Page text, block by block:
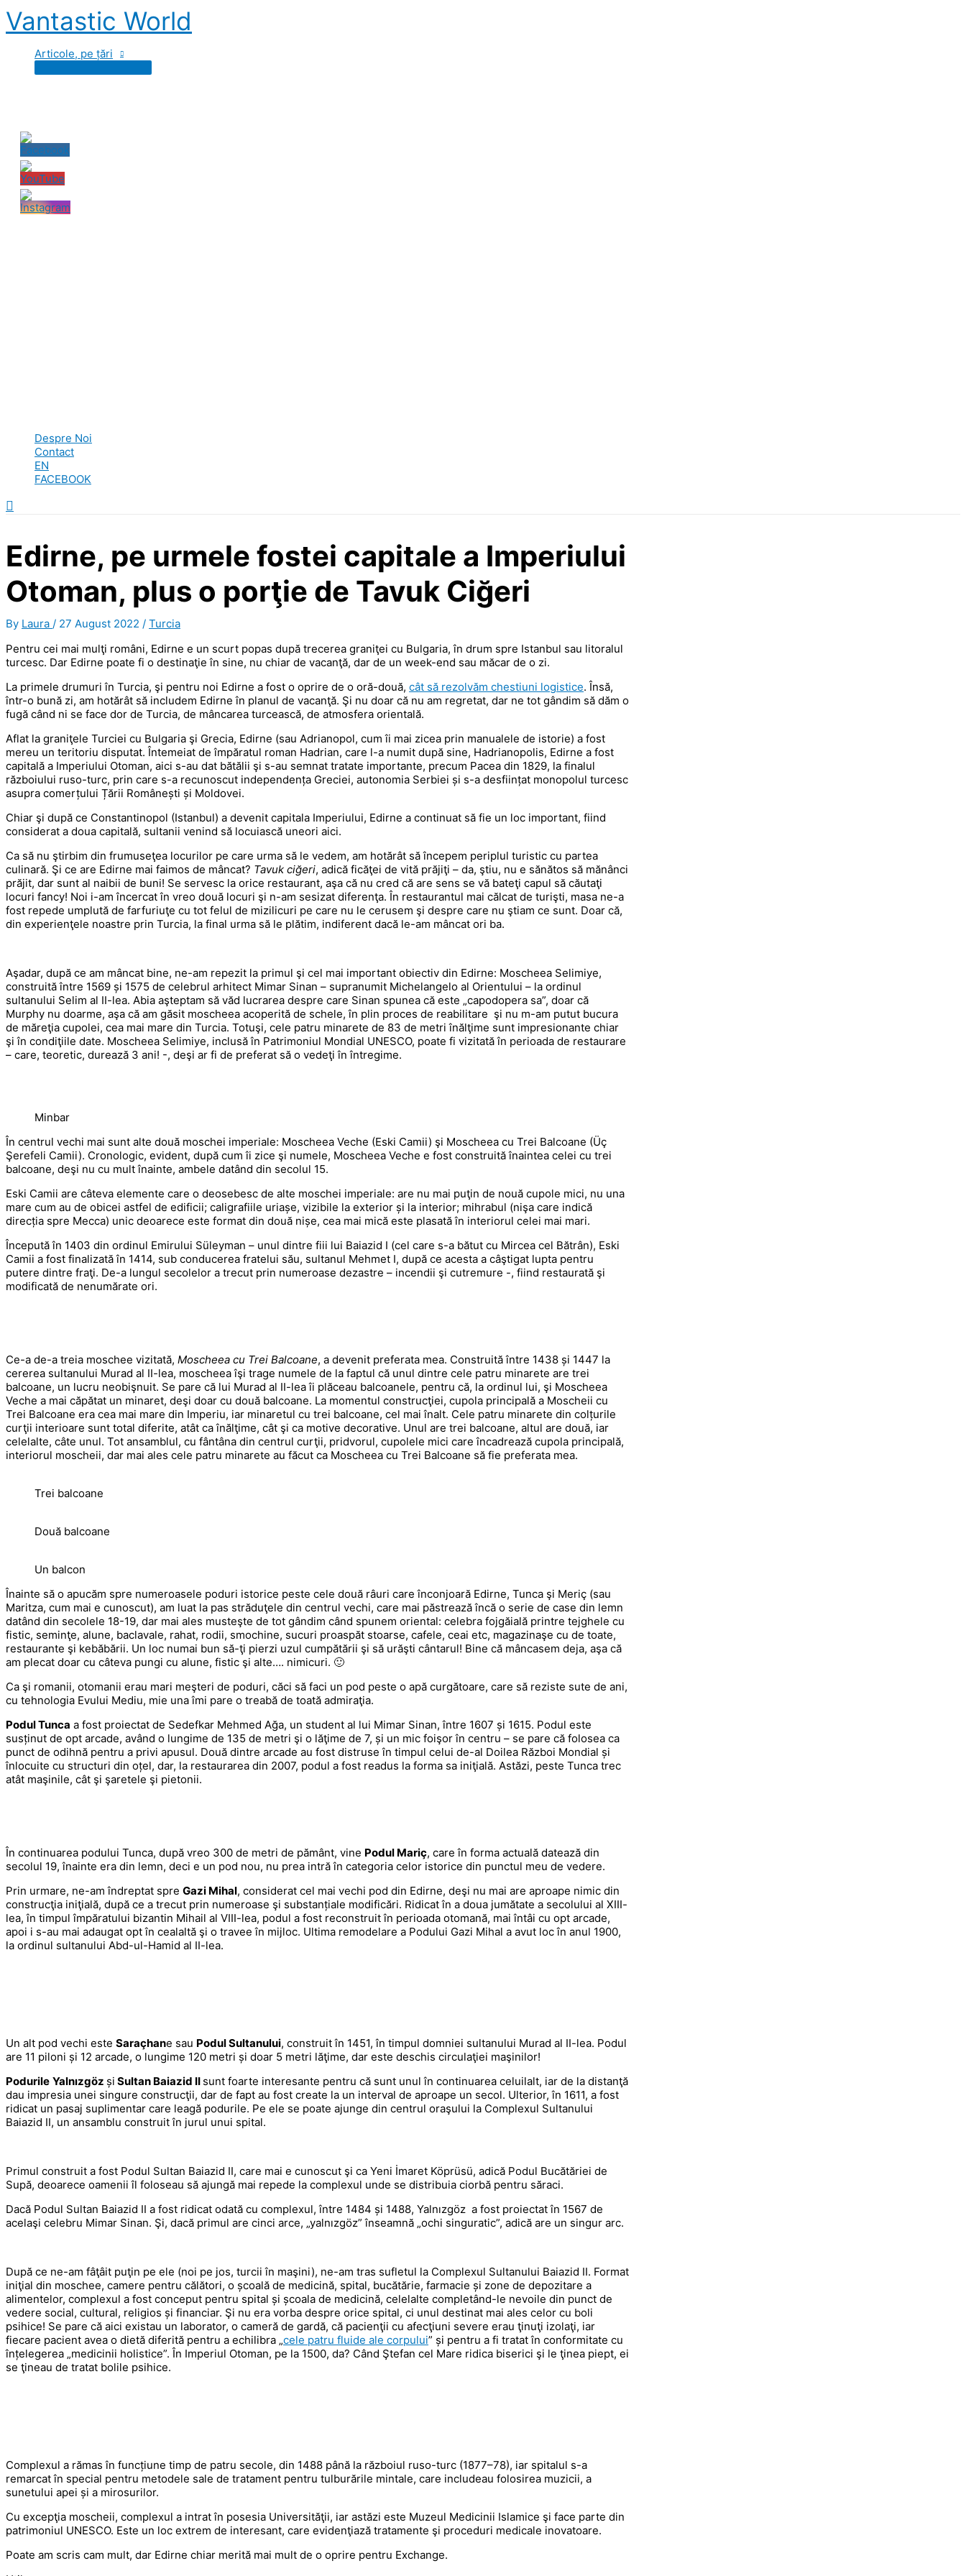
Skip
to
Vantastic World
Articole, pe țări
Despre Noi
Contact
EN
FACEBOOK
Search
Edirne, pe urmele fostei capitale a Imperiului
Otoman, plus o porţie de Tavuk Ciğeri
By Laura / 27 August 2022 / Turcia
Pentru cei mai mulţi români, Edirne e un scurt popas după trecerea graniţei cu Bulgaria, în drum spre Istanbul sau litoralul
turcesc. Dar Edirne poate fi o destinaţie în sine, nu chiar de vacanţă, dar de un week-end sau măcar de o zi.
La primele drumuri în Turcia, şi pentru noi Edirne a fost o oprire de o oră-două, cât să rezolvăm chestiuni logistice. Însă,
într-o bună zi, am hotărât să includem Edirne în planul de vacanţă. Şi nu doar că nu am regretat, dar ne tot gândim să dăm o
fugă când ni se face dor de Turcia, de mâncarea turcească, de atmosfera orientală.
Aflat la graniţele Turciei cu Bulgaria şi Grecia, Edirne (sau Adrianopol, cum îi mai zicea prin manualele de istorie) a fost
mereu un teritoriu disputat. Întemeiat de împăratul roman Hadrian, care l-a numit după sine, Hadrianopolis, Edirne a fost
capitală a Imperiului Otoman, aici s-au dat bătălii şi s-au semnat tratate importante, precum Pacea din 1829, la finalul
războiului ruso-turc, prin care s-a recunoscut independența Greciei, autonomia Serbiei și s-a desființat monopolul turcesc
asupra comerțului Țării Românești și Moldovei.
Chiar şi după ce Constantinopol (Istanbul) a devenit capitala Imperiului, Edirne a continuat să fie un loc important, fiind
considerat a doua capitală, sultanii venind să locuiască uneori aici.
Ca să nu ştirbim din frumuseţea locurilor pe care urma să le vedem, am hotărât să începem periplul turistic cu partea
culinară. Şi ce are Edirne mai faimos de mâncat? Tavuk ciğeri, adică ficăţei de vită prăjiţi – da, ştiu, nu e sănătos să mănânci
prăjit, dar sunt al naibii de buni! Se servesc la orice restaurant, aşa că nu cred că are sens se vă bateţi capul să căutaţi
locuri fancy! Noi i-am încercat în vreo două locuri şi n-am sesizat diferenţa. În restaurantul mai călcat de turişti, masa ne-a
fost repede umplută de farfuriuţe cu tot felul de mizilicuri pe care nu le cerusem şi despre care nu ştiam ce sunt. Doar că,
din experienţele noastre prin Turcia, la final urma să le plătim, indiferent dacă le-am mâncat ori ba.
Aşadar, după ce am mâncat bine, ne-am repezit la primul şi cel mai important obiectiv din Edirne: Moscheea Selimiye,
construită între 1569 și 1575 de celebrul arhitect Mimar Sinan – supranumit Michelangelo al Orientului – la ordinul
sultanului Selim al II-lea. Abia aşteptam să văd lucrarea despre care Sinan spunea că este „capodopera sa”, doar că
Murphy nu doarme, aşa că am găsit moscheea acoperită de schele, în plin proces de reabilitare şi nu m-am putut bucura
de măreţia cupolei, cea mai mare din Turcia. Totuşi, cele patru minarete de 83 de metri înălţime sunt impresionante chiar
şi în condiţiile date. Moscheea Selimiye, inclusă în Patrimoniul Mondial UNESCO, poate fi vizitată în perioada de restaurare
– care, teoretic, durează 3 ani! -, deşi ar fi de preferat să o vedeţi în întregime.
Minbar
În centrul vechi mai sunt alte două moschei imperiale: Moscheea Veche (Eski Camii) şi Moscheea cu Trei Balcoane (Üç
Şerefeli Camii). Cronologic, evident, după cum îi zice şi numele, Moscheea Veche e fost construită înaintea celei cu trei
balcoane, deşi nu cu mult înainte, ambele datând din secolul 15.
Eski Camii are câteva elemente care o deosebesc de alte moschei imperiale: are nu mai puţin de nouă cupole mici, nu una
mare cum au de obicei astfel de edificii; caligrafiile uriașe, vizibile la exterior și la interior; mihrabul (nişa care indică
direcția spre Mecca) unic deoarece este format din două nișe, cea mai mică este plasată în interiorul celei mai mari.
Începută în 1403 din ordinul Emirului Süleyman – unul dintre fiii lui Baiazid I (cel care s-a bătut cu Mircea cel Bătrân), Eski
Camii a fost finalizată în 1414, sub conducerea fratelui său, sultanul Mehmet I, după ce acesta a câştigat lupta pentru
putere dintre fraţi. De-a lungul secolelor a trecut prin numeroase dezastre – incendii şi cutremure -, fiind restaurată şi
modificată de nenumărate ori.
Ce-a de-a treia moschee vizitată, Moscheea cu Trei Balcoane, a devenit preferata mea. Construită între 1438 și 1447 la
cererea sultanului Murad al II-lea, moscheea îşi trage numele de la faptul că unul dintre cele patru minarete are trei
balcoane, un lucru neobişnuit. Se pare că lui Murad al II-lea îi plăceau balcoanele, pentru că, la ordinul lui, şi Moscheea
Veche a mai căpătat un minaret, deşi doar cu două balcoane. La momentul construcţiei, cupola principală a Moscheii cu
Trei Balcoane era cea mai mare din Imperiu, iar minaretul cu trei balcoane, cel mai înalt. Cele patru minarete din colțurile
curţii interioare sunt total diferite, atât ca înălţime, cât şi ca motive decorative. Unul are trei balcoane, altul are două, iar
celelalte, câte unul. Tot ansamblul, cu fântâna din centrul curţii, pridvorul, cupolele mici care încadrează cupola principală,
interiorul moscheii, dar mai ales cele patru minarete au făcut ca Moscheea cu Trei Balcoane să fie preferata mea.
Trei balcoane
Două balcoane
Un balcon
Înainte să o apucăm spre numeroasele poduri istorice peste cele două râuri care înconjoară Edirne, Tunca şi Meriç (sau
Maritza, cum mai e cunoscut), am luat la pas străduţele din centrul vechi, care mai păstrează încă o serie de case din lemn
datând din secolele 18-19, dar mai ales musteşte de tot gândim când spunem oriental: celebra fojgăială printre tejghele cu
fistic, seminţe, alune, baclavale, rahat, rodii, smochine, sucuri proaspăt stoarse, cafele, ceai etc, magazinaşe cu de toate,
restaurante şi kebăbării. Un loc numai bun să-ţi pierzi uzul cumpătării şi să urăşti cântarul! Bine că mâncasem deja, aşa că
am plecat doar cu câteva pungi cu alune, fistic şi alte…. nimicuri. 🙂
Ca şi romanii, otomanii erau mari meşteri de poduri, căci să faci un pod peste o apă curgătoare, care să reziste sute de ani,
cu tehnologia Evului Mediu, mie una îmi pare o treabă de toată admiraţia.
Podul Tunca a fost proiectat de Sedefkar Mehmed Ağa, un student al lui Mimar Sinan, între 1607 și 1615. Podul este
susținut de opt arcade, având o lungime de 135 de metri şi o lăţime de 7, și un mic foişor în centru – se pare că folosea ca
punct de odihnă pentru a privi apusul. Două dintre arcade au fost distruse în timpul celui de-al Doilea Război Mondial și
înlocuite cu structuri din oțel, dar, la restaurarea din 2007, podul a fost readus la forma sa iniţială. Astăzi, peste Tunca trec
atât maşinile, cât şi şaretele şi pietonii.
În continuarea podului Tunca, după vreo 300 de metri de pământ, vine Podul Mariç, care în forma actuală datează din
secolul 19, înainte era din lemn, deci e un pod nou, nu prea intră în categoria celor istorice din punctul meu de vedere.
Prin urmare, ne-am îndreptat spre Gazi Mihal, considerat cel mai vechi pod din Edirne, deşi nu mai are aproape nimic din
construcţia iniţială, după ce a trecut prin numeroase şi substanțiale modificări. Ridicat în a doua jumătate a secolului al XIII-
lea, în timpul împăratului bizantin Mihail al VIII-lea, podul a fost reconstruit în perioada otomană, mai întâi cu opt arcade,
apoi i s-au mai adaugat opt în cealaltă şi o travee în mijloc. Ultima remodelare a Podului Gazi Mihal a avut loc în anul 1900,
la ordinul sultanului Abd-ul-Hamid al II-lea.
Un alt pod vechi este Saraçhane sau Podul Sultanului, construit în 1451, în timpul domniei sultanului Murad al II-lea. Podul
are 11 piloni și 12 arcade, o lungime 120 metri și doar 5 metri lăţime, dar este deschis circulaţiei maşinilor!
Podurile Yalnızgöz și Sultan Baiazid II sunt foarte interesante pentru că sunt unul în continuarea celuilalt, iar de la distanţă
dau impresia unei singure construcţii, dar de fapt au fost create la un interval de aproape un secol. Ulterior, în 1611, a fost
ridicat un pasaj suplimentar care leagă podurile. Pe ele se poate ajunge din centrul oraşului la Complexul Sultanului
Baiazid II, un ansamblu construit în jurul unui spital.
Primul construit a fost Podul Sultan Baiazid II, care mai e cunoscut şi ca Yeni İmaret Köprüsü, adică Podul Bucătăriei de
Supă, deoarece oamenii îl foloseau să ajungă mai repede la complexul unde se distribuia ciorbă pentru săraci.
Dacă Podul Sultan Baiazid II a fost ridicat odată cu complexul, între 1484 și 1488, Yalnızgöz a fost proiectat în 1567 de
acelaşi celebru Mimar Sinan. Şi, dacă primul are cinci arce, „yalnızgöz” înseamnă „ochi singuratic”, adică are un singur arc.
După ce ne-am fâţâit puţin pe ele (noi pe jos, turcii în maşini), ne-am tras sufletul la Complexul Sultanului Baiazid II. Format
iniţial din moschee, camere pentru călători, o școală de medicină, spital, bucătărie, farmacie și zone de depozitare a
alimentelor, complexul a fost conceput pentru spital și școala de medicină, celelalte completând-le nevoile din punct de
vedere social, cultural, religios și financiar. Şi nu era vorba despre orice spital, ci unul destinat mai ales celor cu boli
psihice! Se pare că aici existau un laborator, o cameră de gardă, că pacienţii cu afecţiuni severe erau ţinuţi izolaţi, iar
fiecare pacient avea o dietă diferită pentru a echilibra „cele patru fluide ale corpului” și pentru a fi tratat în conformitate cu
înțelegerea „medicinii holistice”. În Imperiul Otoman, pe la 1500, da? Când Ştefan cel Mare ridica biserici şi le ţinea piept, ei
se ţineau de tratat bolile psihice.
Complexul a rămas în funcțiune timp de patru secole, din 1488 până la războiul ruso-turc (1877–78), iar spitalul s-a
remarcat în special pentru metodele sale de tratament pentru tulburările mintale, care includeau folosirea muzicii, a
sunetului apei și a mirosurilor.
Cu excepţia moscheii, complexul a intrat în posesia Universităţii, iar astăzi este Muzeul Medicinii Islamice şi face parte din
patrimoniul UNESCO. Este un loc extrem de interesant, care evidenţiază tratamente şi proceduri medicale inovatoare.
Poate am scris cam mult, dar Edirne chiar merită mai mult de o oprire pentru Exchange.